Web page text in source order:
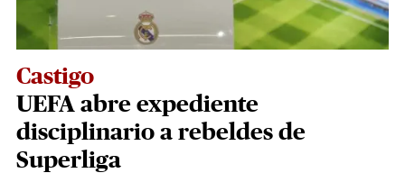
Castigo
UEFA abre expediente
disciplinario a rebeldes de
Superliga